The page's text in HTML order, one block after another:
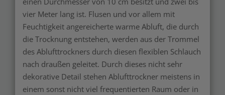
vier Meter lang ist. Flusen und vor allem mit
Feuchtigkeit angereicherte warme Abluft, die durch
die Trocknung entstehen, werden aus der Trommel
des Ablufttrockners durch diesen flexiblen Schlauch
nach draußen geleitet. Durch dieses nicht sehr
dekorative Detail stehen Ablufttrockner meistens in
einem sonst nicht viel frequentierten Raum oder in